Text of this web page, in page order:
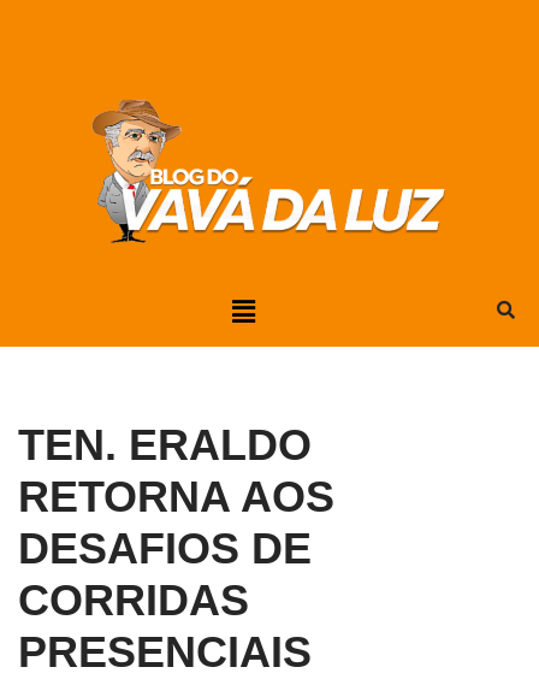
TEN. ERALDO
RETORNA AOS
DESAFIOS DE
CORRIDAS
PRESENCIAIS